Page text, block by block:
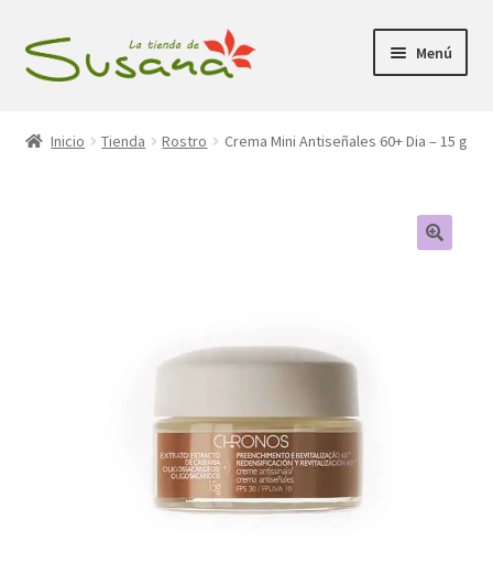
Ir
a
Ir
al
Menú
el
Inicio Tienda Rostro Crema Mini Antiseñales 60+ Dia – 15 g